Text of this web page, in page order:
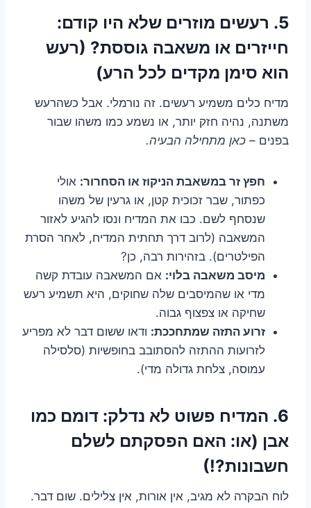
5. רעשים מוזרים שלא היו קודם:
חייזרים או משאבה גוססת? (רעש
הוא סימן מקדים לכל הרע)
מדיח כלים משמיע רעשים. זה נורמלי. אבל כשהרעש
משתנה, נהיה חזק יותר, או נשמע כמו משהו שבור
בפנים – כאן מתחילה הבעיה.
חפץ זר במשאבת הניקוז או הסחרור: אולי
כפתור, שבר זכוכית קטן, או גרעין של משהו
שנסחף לשם. כבו את המדיח ונסו להגיע לאזור
המשאבה (לרוב דרך תחתית המדיח, לאחר הסרת
הפילטרים). בזהירות רבה, כן?
מיסב משאבה בלוי: אם המשאבה עובדת קשה
מדי או שהמיסבים שלה שחוקים, היא תשמיע רעש
שחיקה או צפצוף גבוה.
זרוע התזה שמתחככת: ודאו ששום דבר לא מפריע
לזרועות ההתזה להסתובב בחופשיות (סלסילה
עמוסה, צלחת גדולה מדי).
6. המדיח פשוט לא נדלק: דומם כמו
אבן (או: האם הפסקתם לשלם
חשבונות?!)
לוח הבקרה לא מגיב, אין אורות, אין צלילים. שום דבר.